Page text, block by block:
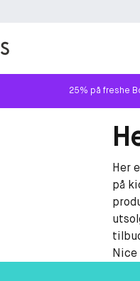
25% på freshe
Her
på
Nice